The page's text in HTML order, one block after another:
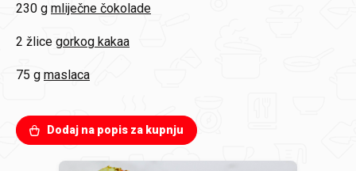
230 g mliječne čokolade
2 žlice gorkog kakaa
75 g maslaca
Dodaj na popis za kupnju